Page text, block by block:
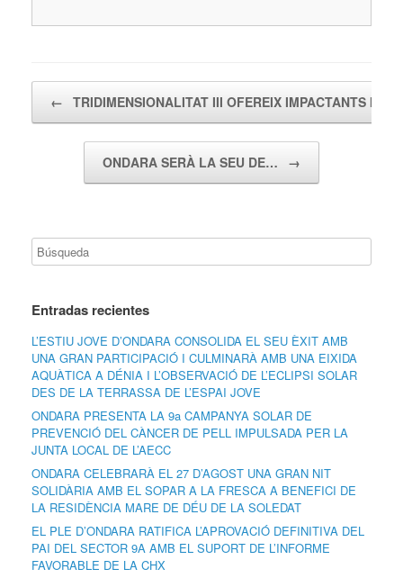
← TRIDIMENSIONALITAT III OFEREIX IMPACTANTS
ONDARA SERÀ LA SEU DE… →
Entradas recientes
L’ESTIU JOVE D’ONDARA CONSOLIDA EL SEU ÈXIT AMB
UNA GRAN PARTICIPACIÓ I CULMINARÀ AMB UNA EIXIDA
AQUÀTICA A DÉNIA I L’OBSERVACIÓ DE L’ECLIPSI SOLAR
DES DE LA TERRASSA DE L’ESPAI JOVE
ONDARA PRESENTA LA 9a CAMPANYA SOLAR DE
PREVENCIÓ DEL CÀNCER DE PELL IMPULSADA PER LA
JUNTA LOCAL DE L’AECC
ONDARA CELEBRARÀ EL 27 D’AGOST UNA GRAN NIT
SOLIDÀRIA AMB EL SOPAR A LA FRESCA A BENEFICI DE
LA RESIDÈNCIA MARE DE DÉU DE LA SOLEDAT
EL PLE D’ONDARA RATIFICA L’APROVACIÓ DEFINITIVA DEL
PAI DEL SECTOR 9A AMB EL SUPORT DE L’INFORME
FAVORABLE DE LA CHX